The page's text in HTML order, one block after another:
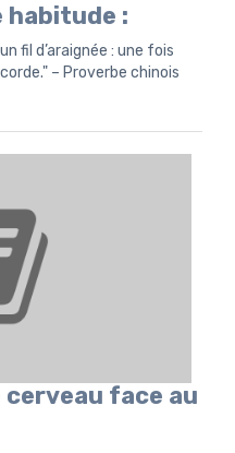
habitude :
fil d’araignée : une fois
– Proverbe chinois
face au